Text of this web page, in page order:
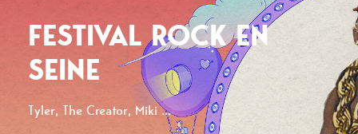
FESTIVAL ROCK EN
SEINE
Tyler, The Creator, Miki ...